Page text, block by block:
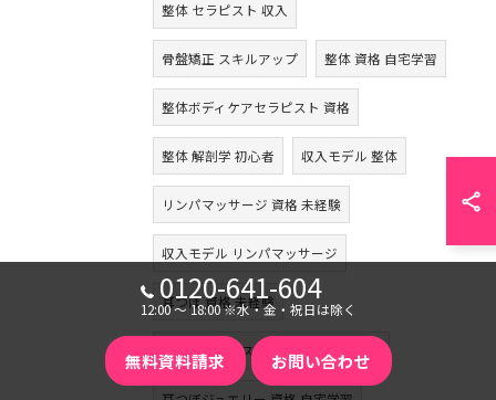
整体 セラピスト 収入
骨盤矯正 スキルアップ 整体 資格 自宅学習
整体ボディケアセラピスト 資格
整体 解剖学 初心者 収入モデル 整体
リンパマッサージ 資格 未経験
収入モデル リンパマッサージ
耳つぼ 資格 未経験
耳つぼセラピスト 通信講座 おすすめ
0120-641-604
12:00 〜 18:00 ※水・金・祝日は除く
無料資料請求 お問い合わせ